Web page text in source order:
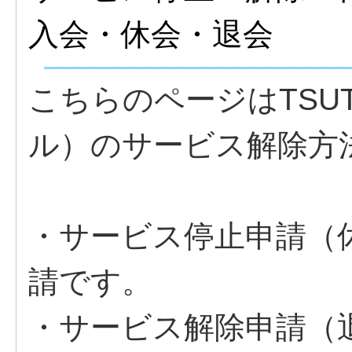
入会・休会・退会
こちらのページは
ル）のサービス解除方
・サービス停止申請
請です。
・サービス解除申請